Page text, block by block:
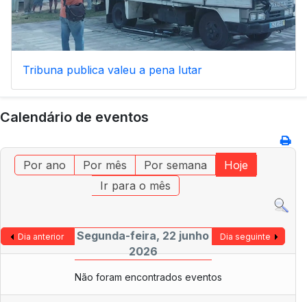
Tribuna publica valeu a pena lutar
Calendário de eventos
Por ano Por mês Por semana
Hoje
Ir para o mês
Dia anterior
Segunda-feira, 22 junho
2026
Dia seguinte
Não foram encontrados eventos